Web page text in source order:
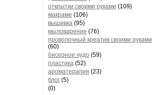
открытки своими руками (109)
макраме (106)
вышивка (95)
мыловарение (76)
проволочный креатив своими руками
(60)
бисерное чудо (59)
пластика (52)
ароматерапия (23)
блог (5)
(0)